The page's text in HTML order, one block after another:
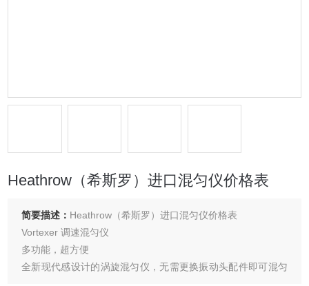
Heathrow（希斯罗）进口混匀仪价格表
简要描述： Heathrow（希斯罗）进口混匀仪价格表
Vortexer 调速混匀仪
多功能，超方便
全新现代感设计的涡旋混匀仪，无需更换振动头配件即可混匀